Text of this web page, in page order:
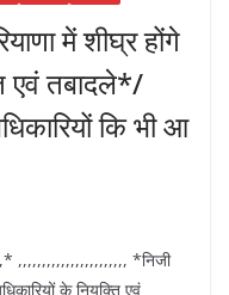
में शीघ्र होंगे
एवं तबादले*/
कि भी आ
,,,,,,,,,,,,,,,,,,,,,,, *निजी
के नियुक्ति एवं